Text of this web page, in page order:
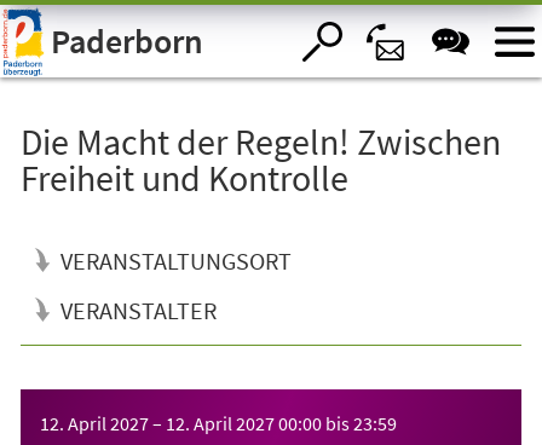
Visuelle
Assistenzsoftware
öffnen.Paderborn
Die Macht der Regeln! Zwischen
Freiheit und Kontrolle
VERANSTALTUNGSORT
VERANSTALTER
12. April 2027– 12. April 202700:00 bis23:59